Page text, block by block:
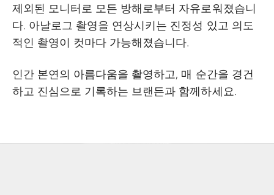
제외된 모니터로 모든 방해로부터 자유로워졌습니
다. 아날로그 촬영을 연상시키는 진정성 있고 의도
적인 촬영이 컷마다 가능해졌습니다.
인간 본연의 아름다움을 촬영하고, 매 순간을 경건
하고 진심으로 기록하는 브랜든과 함께하세요.